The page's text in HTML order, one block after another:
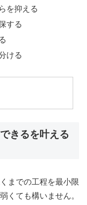
を抑える
する
ける
きるを叶える
までの工程を最小限
くても構いません。